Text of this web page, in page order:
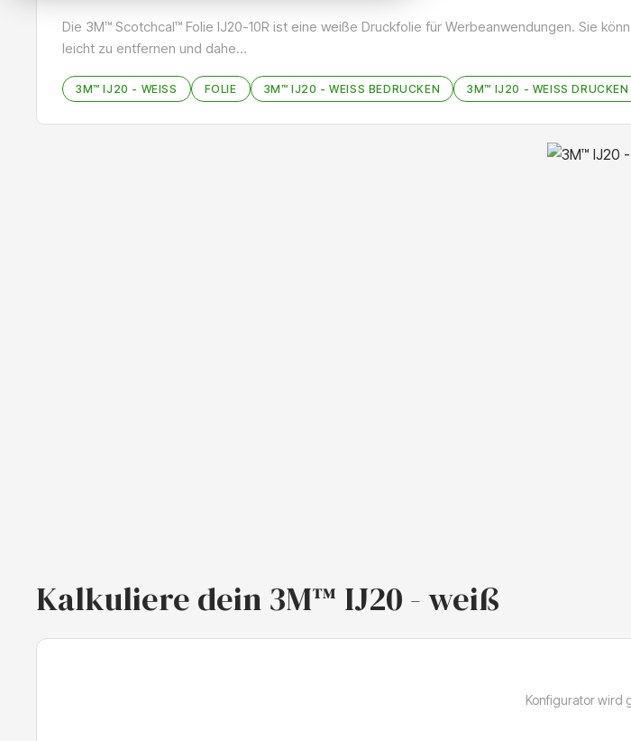
Die 3M™ Scotchcal™ Folie IJ20-10R ist eine weiße Druckfolie für Werbeanwendungen. Sie
leicht zu entfernen und dahe…
3M™ IJ20 - WEISS FOLIE 3M™ IJ20 - WEISS BEDRUCKEN 3M™ IJ20 - WEISS DRUCKEN
Kalkuliere dein 3M™ IJ20 - weiß